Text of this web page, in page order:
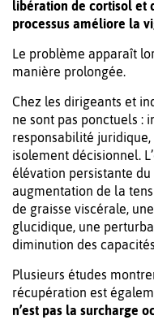
libération de cortisol et
processus améliore la
Le problème apparaît
manière prolongée.
Chez les dirigeants et
ne sont pas ponctuels :
responsabilité
isolement décisionnel.
élévation persistante
augmentation de la
de graisse viscérale,
glucidique, une
diminution des
Plusieurs études
récupération est
n’est pas la surcharge